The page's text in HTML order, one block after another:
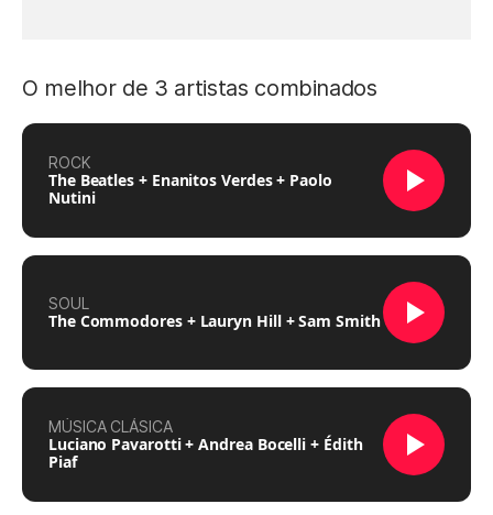
O melhor de 3 artistas combinados
ROCK
The Beatles + Enanitos Verdes + Paolo
Nutini
SOUL
The Commodores + Lauryn Hill + Sam Smith
MÚSICA CLÁSICA
Luciano Pavarotti + Andrea Bocelli + Édith
Piaf